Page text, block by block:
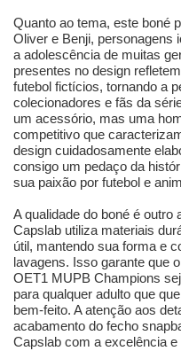
Quanto ao tema, este boné
Oliver e Benji, personagens
a adolescência de muitas
presentes no design
futebol fictícios, tornando a
colecionadores e fãs da
um acessório, mas uma
competitivo que
design cuidadosamente
consigo um pedaço da
sua paixão por futebol e
A qualidade do boné é outro
Capslab utiliza materiais
útil, mantendo sua forma e
lavagens. Isso garante que
OET1 MUPB Champions
para qualquer adulto que
bem-feito. A atenção aos
acabamento do fecho
Capslab com a excelência